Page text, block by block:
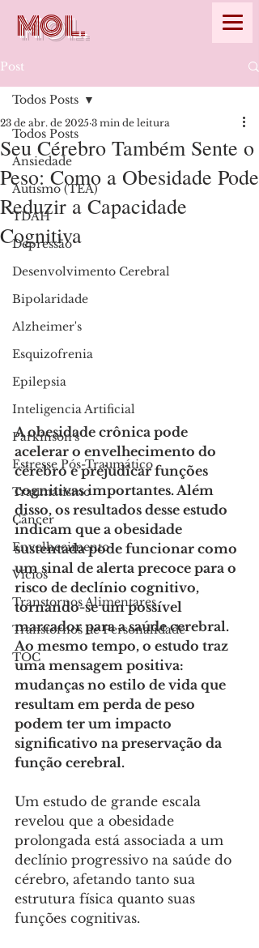
MOL.
Post
Todos Posts
Ansiedade
Autismo (TEA)
TDAH
Depressão
Desenvolvimento Cerebral
Bipolaridade
Alzheimer's
Esquizofrenia
Epilepsia
Inteligencia Artificial
Parkinson's
Estresse Pós-Traumático
Traumatismo
Câncer
Envelhecimento
Vícios
Transtornos Alimentares
Transtornos de Personalidade
TOC
Todos Posts
Seu Cérebro Também Sente o
Peso: Como a Obesidade Pode
Reduzir a Capacidade
Cognitiva
23 de abr. de 2025 3 min de leitura
A obesidade crônica pode
acelerar o envelhecimento do
cérebro e prejudicar funções
cognitivas importantes. Além
disso, os resultados desse estudo
indicam que a obesidade
sustentada pode funcionar como
um sinal de alerta precoce para o
risco de declínio cognitivo,
tornando-se um possível
marcador para a saúde cerebral.
Ao mesmo tempo, o estudo traz
uma mensagem positiva:
mudanças no estilo de vida que
resultam em perda de peso
podem ter um impacto
significativo na preservação da
função cerebral.
Um estudo de grande escala
revelou que a obesidade
prolongada está associada a um
declínio progressivo na saúde do
cérebro, afetando tanto sua
estrutura física quanto suas
funções cognitivas.